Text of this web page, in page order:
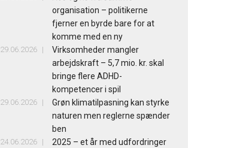
organisation – politikerne
fjerner en byrde bare for at
komme med en ny
29.06.2026
Virksomheder mangler
arbejdskraft – 5,7 mio. kr. skal
bringe flere ADHD-
kompetencer i spil
29.06.2026
Grøn klimatilpasning kan styrke
naturen men reglerne spænder
ben
24.06.2026
2025 – et år med udfordringer